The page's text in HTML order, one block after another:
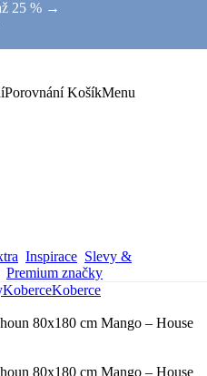
25 % →
Porovnání KošíkMenu
Inspirace Slevy &
Premium značky
KoberceKoberce